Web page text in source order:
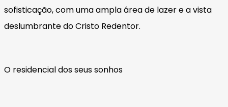
sofisticação, com uma ampla área de lazer e a vista
deslumbrante do Cristo Redentor.
O residencial dos seus sonhos